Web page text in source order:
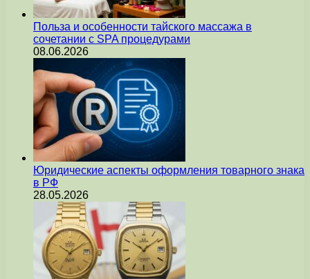
Польза и особенности тайского массажа в
сочетании с SPA процедурами
08.06.2026
Юридические аспекты оформления товарного знака
в РФ
28.05.2026